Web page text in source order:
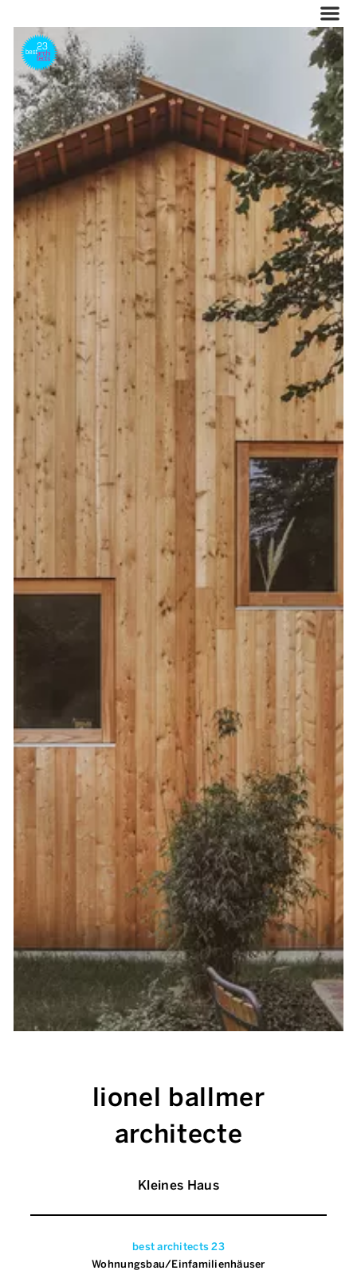
lionel ballmer
architecte
Kleines Haus
best architects 23
Wohnungsbau/Einfamilienhäuser